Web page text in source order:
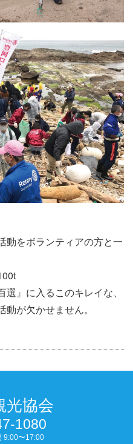
動をボランティアの方と一
選』に入るこのキレイな、
が欠かせません。
光協会
1080
9:00〜17:00